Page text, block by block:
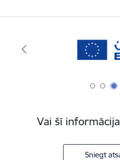
Vai šī
Sniegt